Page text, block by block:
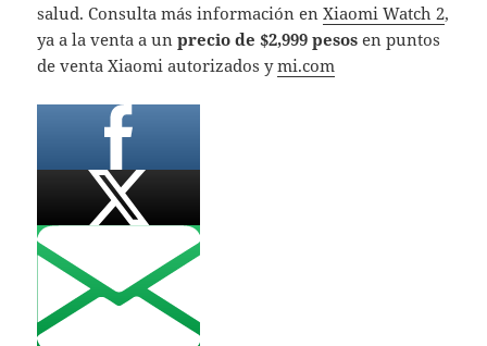
salud. Consulta más información enXiaomi Watch 2,
ya a la venta a unprecio de $2,999 pesos en puntos
de venta Xiaomi autorizados ymi.com